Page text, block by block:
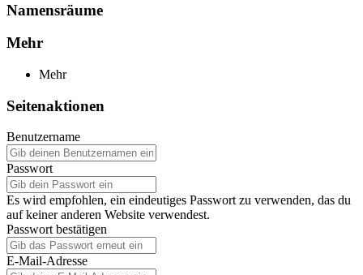
Namensräume
Mehr
Mehr
Seitenaktionen
Benutzername
Passwort
Es wird empfohlen, ein eindeutiges Passwort zu verwenden, das du
auf keiner anderen Website verwendest.
Passwort bestätigen
E-Mail-Adresse